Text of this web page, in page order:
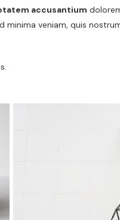
accusantium
veniam, quis